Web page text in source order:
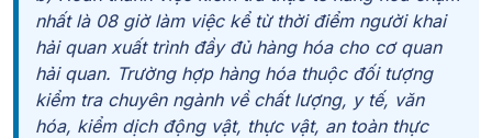
nhất là 08 giờ làm việc kể từ thời điểm người khai
hải quan xuất trình đầy đủ hàng hóa cho cơ quan
hải quan. Trường hợp hàng hóa thuộc đối tượng
kiểm tra chuyên ngành về chất lượng, y tế, văn
hóa, kiểm dịch động vật, thực vật, an toàn thực